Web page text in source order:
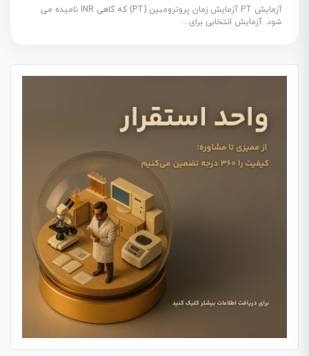
آزمایش PT آزمایش زمان پروترومبین (PT) که گاهی INR نامیده می
شود. آزمایش انتخابی برای...